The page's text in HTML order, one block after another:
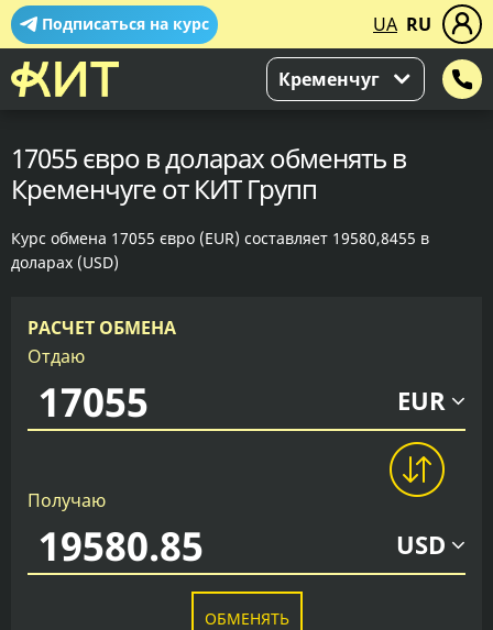
Подписаться на курс UA RU
Кременчуг
17055 євро в доларах обменять в
Кременчуге от КИТ Групп
Курс обмена 17055 євро (EUR) составляет 19580,8455 в
доларах (USD)
РАСЧЕТ ОБМЕНА
Отдаю
EUR
Получаю
USD
ОБМЕНЯТЬ